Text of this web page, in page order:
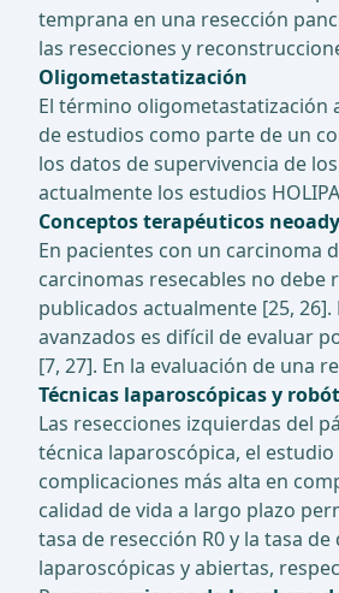
temprana en una resección
las resecciones y
Oligometastatización
El término oligometastatización
de estudios como parte de un
los datos de supervivencia de
actualmente los estudios
Conceptos terapéuticos
En pacientes con un
carcinomas resecables no debe
publicados actualmente [25,
avanzados es difícil de evaluar
[7, 27]. En la evaluación de una
Técnicas laparoscópicas y
Las resecciones izquierdas del
técnica laparoscópica, el
complicaciones más alta en
calidad de vida a largo plazo
tasa de resección R0 y la tasa
laparoscópicas y abiertas,